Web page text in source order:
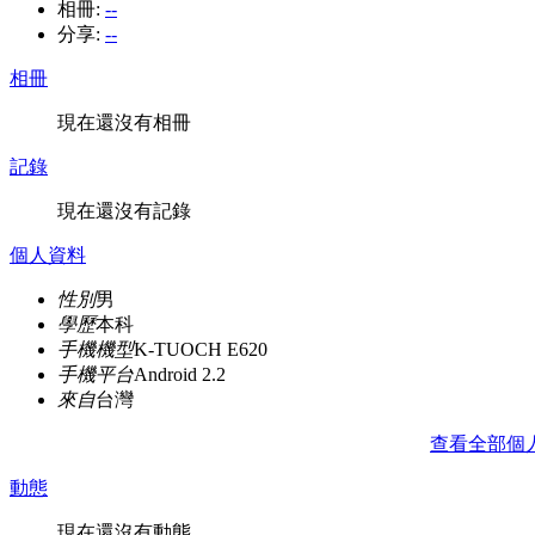
相冊: --
分享: --
相冊
現在還沒有相冊
記錄
現在還沒有記錄
個人資料
性別男
學歷本科
手機機型K-TUOCH E620
手機平台Android 2.2
來自台灣
查看全部個
動態